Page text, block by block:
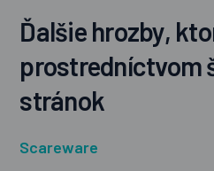
Ďalšie hrozby,
prostredníctvom
stránok
Scareware